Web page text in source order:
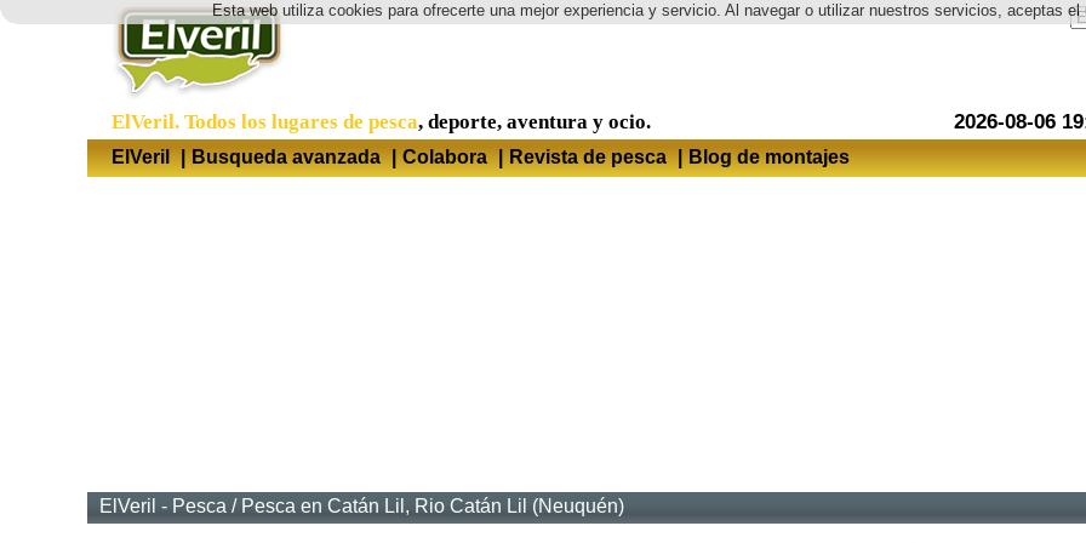
Esta web utiliza cookies para ofrecerte una mejor experiencia y servicio. Al navegar o utilizar nuestros servicios, aceptas
Idioma
2026-08-06
ElVeril. Todos los lugares de pesca, deporte, aventura y ocio.
ElVeril | Busqueda avanzada | Colabora | Revista de pesca | Blog de montajes
ElVeril - Pesca / Pesca en Catán Lil, Rio Catán Lil (Neuquén)